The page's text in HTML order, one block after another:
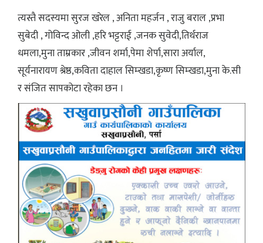
त्यस्तै सदस्यमा सुरज खरेल , अनिता महर्जन , राजु बराल ,प्रभा
सुबेदी , गोविन्द ओली ,हरि भट्टराई ,जनक सुवेदी,तिर्थराज
धमला,मुना ताम्रकार ,जीवन शर्मा,पेमा शेर्पा,सारा अर्याल,
सूर्यनारायण श्रेष्ठ,कविता दाहाल सिम्खडा,कृष्ण सिम्खडा,मुना के.सी
र संजित सापकोटा रहेका छन ।